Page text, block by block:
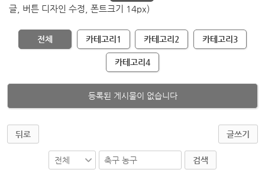
글, 버튼 디자인 수정, 폰트크기 14px)
전체 카테고리1 카테고리2 카테고리3
카테고리4
등록된 게시물이 없습니다
뒤로 글쓰기
검색